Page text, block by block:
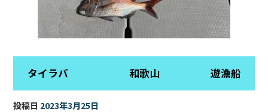
タイラバ 和歌山 遊漁船
投稿日 2023年3月25日